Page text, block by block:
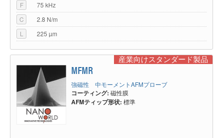
取得可能な解像度を考えたうえで、アプリケーションに最適なティップを選
択しなければなりません。通常、ティップに成膜されている磁性材料の体積
は、ティップの磁化の強さに相関があり、また併せてティップの直径を決定
づける要因でもあります。したがって、磁気力顕微鏡用プローブの磁気感度
は、横方向の解像度を低下させます。検出信号と水平面方向解像度はトレー
ドオフの関係にあるのです。
可能な限り多くのアプリケーションをカバーするため、軟磁性および強磁性
磁気コーティングを行った様々な磁気力顕微鏡用がNANOSENSORS™、
NanoWorld®、BudgetSensors®、MikroMasch®、およびOPUS by
µmasch®社により提供されています。 磁気コーティングは、保磁力7.5〜
300エルステッドの、磁化80emu / cm³〜300emu /cm³です。 水平面方向分
解能最小25nmまでのAFM測定を達成できます。
超高真空（UHV）のアプリケーションには、NANOSENSORS™製の特別に
F
75 kHz
C
2.8 N/m
L
225 µm
産業向けスタンダード製品
MFMR
強磁性 中モーメントAFMプローブ
コーティング: 磁性膜
AFMティップ形状: 標準